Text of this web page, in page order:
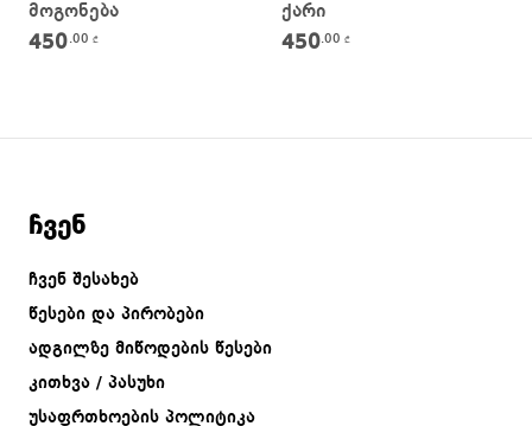
მოგონება
450.00 ₾
ქარი
450.00₾
ჩვენ
ჩვენ შესახებ
წესები და პირობები
ადგილზე მიწოდების წესები
კითხვა / პასუხი
უსაფრთხოების პოლიტიკა